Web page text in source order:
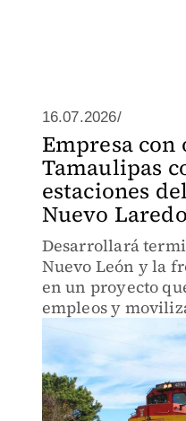
16.07.2026/
Empresa con
Tamaulipas
estaciones
Nuevo Laredo
Desarrollará
Nuevo León y la
en un proyecto
empleos y